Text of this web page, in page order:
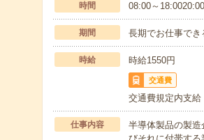
時間 08:00～
期間 長期でお仕事でき
時給 時給1550円
交通費
交通費規定内支給
仕事内容
半導体製品の製